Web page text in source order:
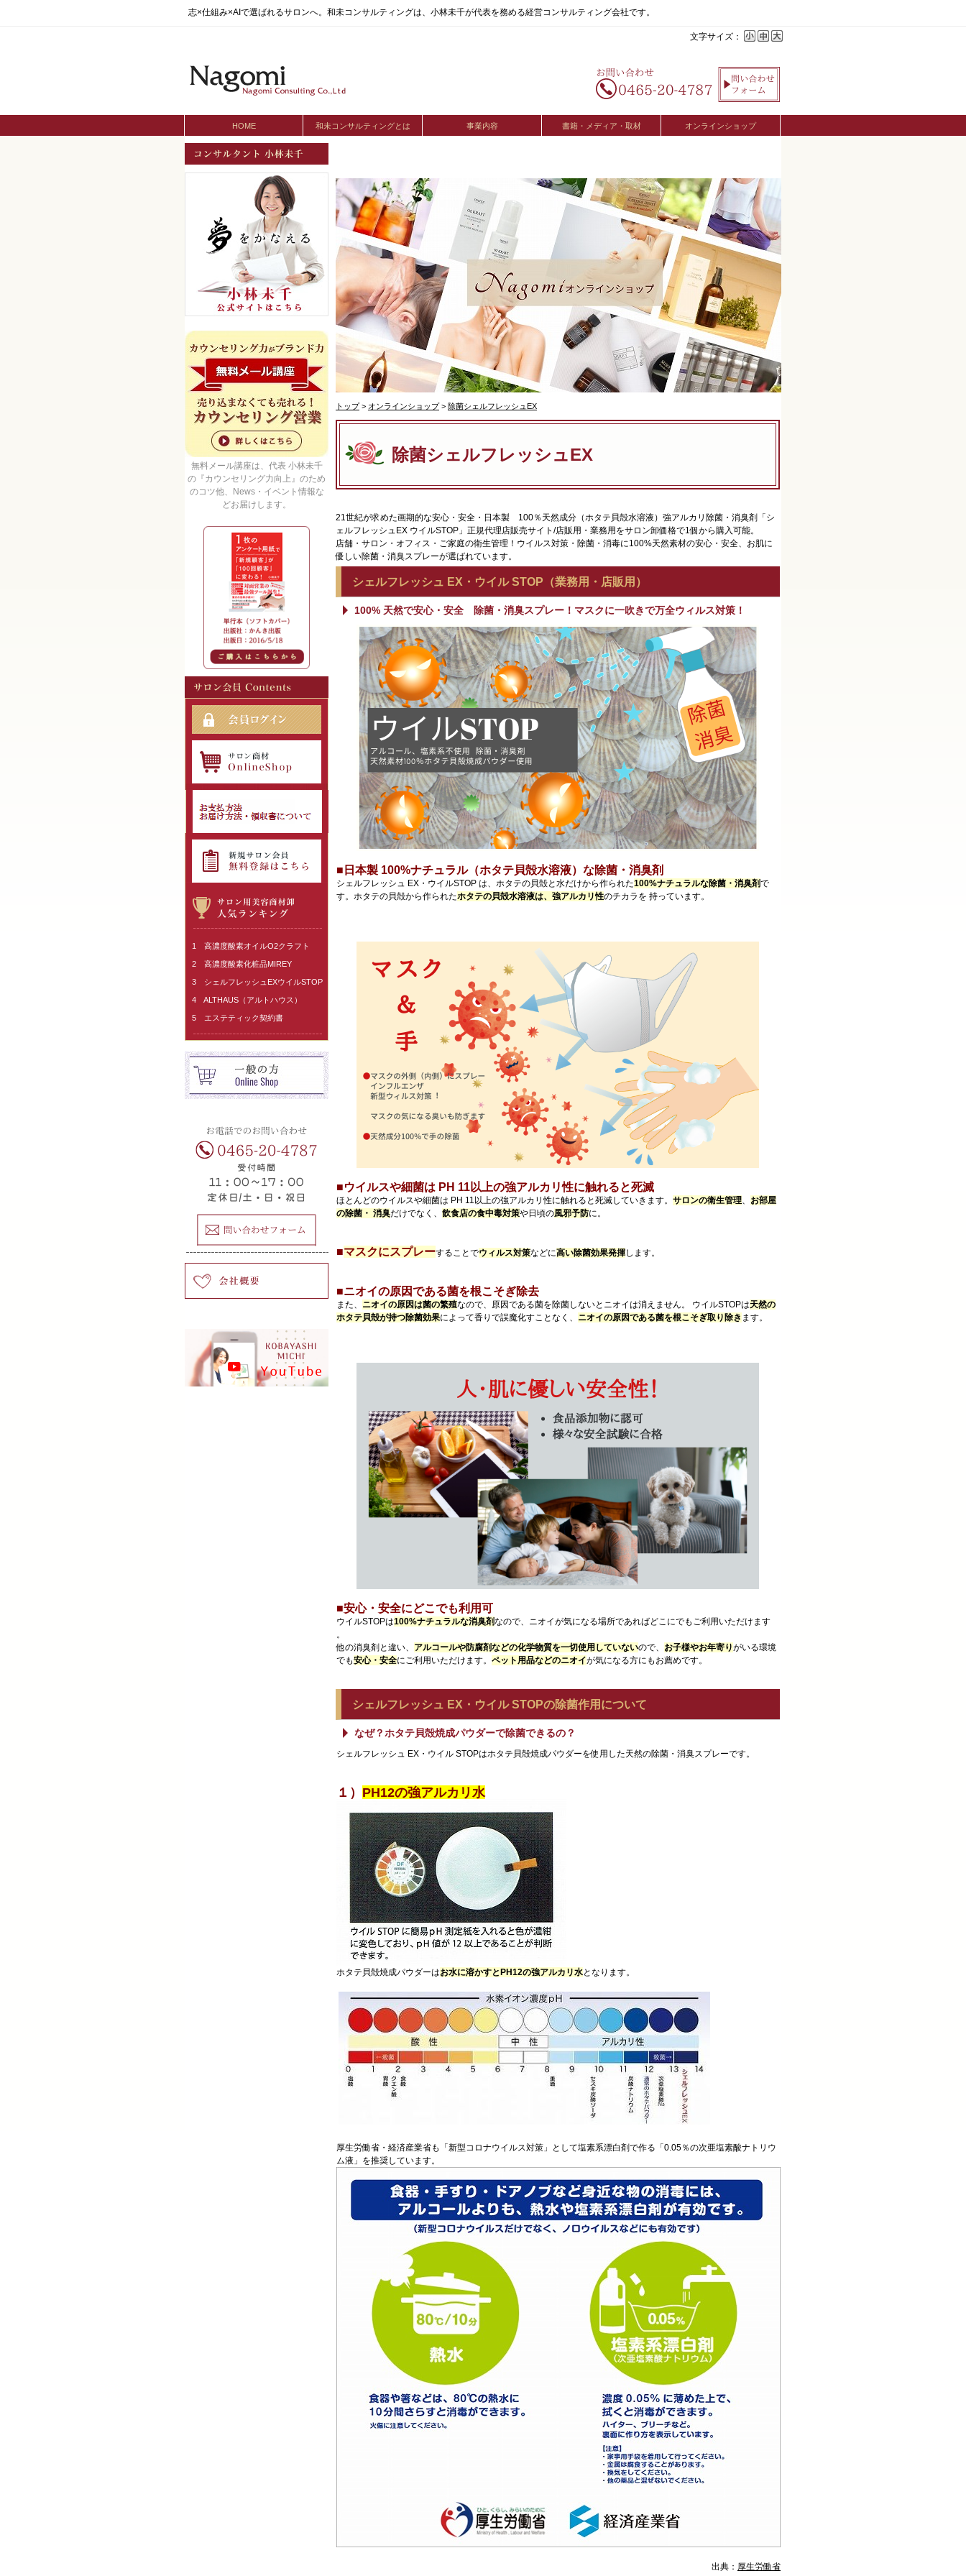
志×仕組み×AIで選ばれるサロンへ。和未コンサルティングは、小林未千が代表を務める経営コンサルティング会社です。
文字サイズ：
HOME 和未コンサルティングとは 事業内容 書籍・メディア・取材 オンラインショップ
無料メール講座は、代表 小林未千
の『カウンセリング力向上』のため
のコツ他、News・イベント情報な
どお届けします。
1 高濃度酸素オイルO2クラフト
2 高濃度酸素化粧品MIREY
3 シェルフレッシュEXウイルSTOP
4 ALTHAUS（アルトハウス）
5 エステティック契約書
トップ> オンラインショップ> 除菌シェルフレッシュEX
除菌シェルフレッシュEX
21世紀が求めた画期的な安心・安全・日本製 100％天然成分（ホタテ貝殻水溶液）強アルカリ除菌・消臭剤「シ
ェルフレッシュEX ウイルSTOP」正規代理店販売サイト/店販用・業務用をサロン卸価格で1個から購入可能。
店舗・サロン・オフィス・ご家庭の衛生管理！ウイルス対策・除菌・消毒に100%天然素材の安心・安全、お肌に
優しい除菌・消臭スプレーが選ばれています。
シェルフレッシュ EX・ウイル STOP（業務用・店販用）
100% 天然で安心・安全 除菌・消臭スプレー！マスクに一吹きで万全ウィルス対策！
■日本製 100%ナチュラル（ホタテ貝殻水溶液）な除菌・消臭剤
シェルフレッシュ EX・ウイルSTOP は、ホタテの貝殻と水だけから作られた100%ナチュラルな除菌・消臭剤で
す。ホタテの貝殻から作られたホタテの貝殻水溶液は、強アルカリ性のチカラを 持っています。
■ウイルスや細菌は PH 11以上の強アルカリ性に触れると死滅
ほとんどのウイルスや細菌は PH 11以上の強アルカリ性に触れると死滅していきます。 サロンの衛生管理、 お部屋
の除菌・ 消臭だけでなく、 飲食店の食中毒対策や日頃の風邪予防に。
■マスクにスプレーすることでウィルス対策などに高い除菌効果発揮します。
■ニオイの原因である菌を根こそぎ除去
また、 ニオイの原因は菌の繁殖なので、原因である菌を除菌しないとニオイは消えません。 ウイルSTOPは天然の
ホタテ貝殻が持つ除菌効果によって香りで誤魔化すことなく、 ニオイの原因である菌を根こそぎ取り除き ます。
■安心・安全にどこでも利用可
ウイルSTOPは100%ナチュラルな消臭剤なので、ニオイが気になる場所であればどこにでもご利用いただけます
。
他の消臭剤と違い、 アルコールや防腐剤などの化学物質を一切使用していないので、 お子様やお年寄りがいる環境
でも安心・安全にご利用いただけます。 ペット用品などのニオイが気になる方にもお薦めです。
シェルフレッシュ EX・ウイル STOPの除菌作用について
なぜ？ホタテ貝殻焼成パウダーで除菌できるの？
シェルフレッシュ EX・ウイル STOPはホタテ貝殻焼成パウダーを使用した天然の除菌・消臭スプレーです。
１） PH12の強アルカリ水
ホタテ貝殻焼成パウダーはお水に溶かすとPH12の強アルカリ水となります。
厚生労働省・経済産業省も「新型コロナウイルス対策」として塩素系漂白剤で作る「0.05％の次亜塩素酸ナトリウ
ム液」を推奨しています。
出典： 厚生労働省